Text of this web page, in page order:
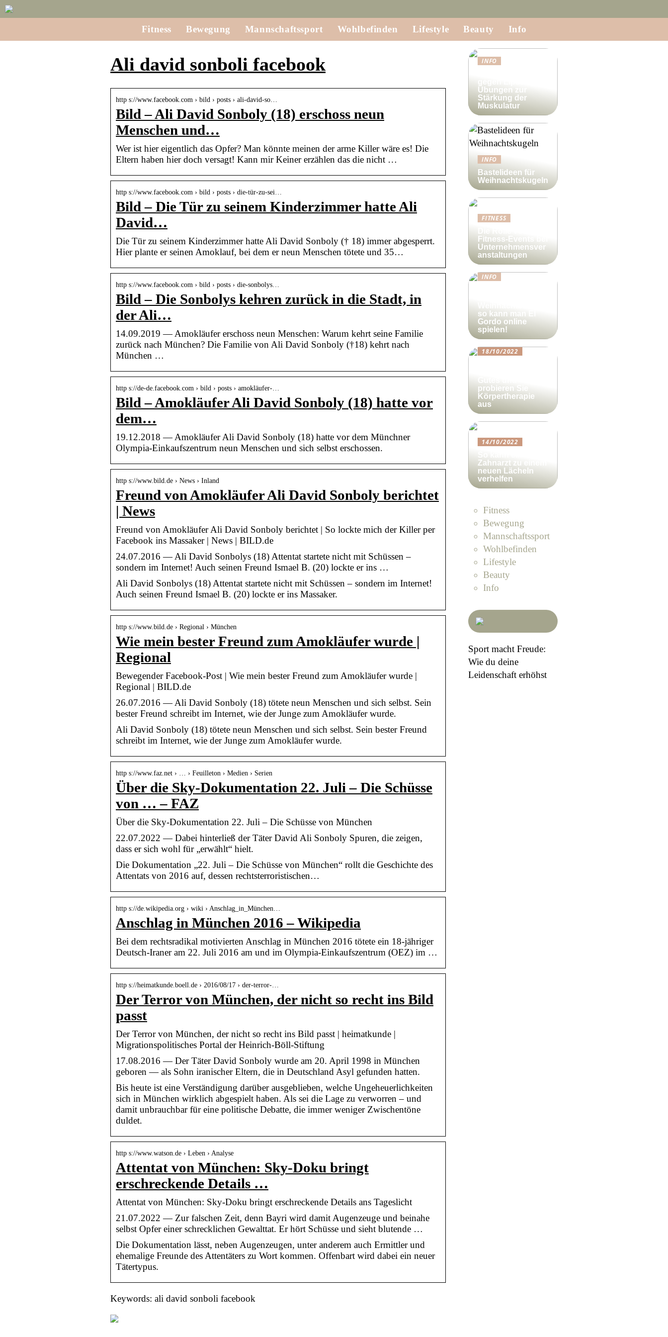
Fitness Bewegung Mannschaftssport Wohlbefinden Lifestyle Beauty Info
Ali david sonboli facebook
http s://www.facebook.com › bild › posts › ali-david-so…
Bild – Ali David Sonboly (18) erschoss neun
Menschen und…
Wer ist hier eigentlich das Opfer? Man könnte meinen der arme Killer wäre es! Die
Eltern haben hier doch versagt! Kann mir Keiner erzählen das die nicht …
http s://www.facebook.com › bild › posts › die-tür-zu-sei…
Bild – Die Tür zu seinem Kinderzimmer hatte Ali
David…
Die Tür zu seinem Kinderzimmer hatte Ali David Sonboly († 18) immer abgesperrt.
Hier plante er seinen Amoklauf, bei dem er neun Menschen tötete und 35…
http s://www.facebook.com › bild › posts › die-sonbolys…
Bild – Die Sonbolys kehren zurück in die Stadt, in
der Ali…
14.09.2019 — Amokläufer erschoss neun Menschen: Warum kehrt seine Familie
zurück nach München? Die Familie von Ali David Sonboly (†18) kehrt nach
München …
http s://de-de.facebook.com › bild › posts › amokläufer-…
Bild – Amokläufer Ali David Sonboly (18) hatte vor
dem…
19.12.2018 — Amokläufer Ali David Sonboly (18) hatte vor dem Münchner
Olympia-Einkaufszentrum neun Menschen und sich selbst erschossen.
http s://www.bild.de › News › Inland
Freund von Amokläufer Ali David Sonboly berichtet
| News
Freund von Amokläufer Ali David Sonboly berichtet | So lockte mich der Killer per
Facebook ins Massaker | News | BILD.de
24.07.2016 — Ali David Sonbolys (18) Attentat startete nicht mit Schüssen –
sondern im Internet! Auch seinen Freund Ismael B. (20) lockte er ins …
Ali David Sonbolys (18) Attentat startete nicht mit Schüssen – sondern im Internet!
Auch seinen Freund Ismael B. (20) lockte er ins Massaker.
http s://www.bild.de › Regional › München
Wie mein bester Freund zum Amokläufer wurde |
Regional
Bewegender Facebook-Post | Wie mein bester Freund zum Amokläufer wurde |
Regional | BILD.de
26.07.2016 — Ali David Sonboly (18) tötete neun Menschen und sich selbst. Sein
bester Freund schreibt im Internet, wie der Junge zum Amokläufer wurde.
Ali David Sonboly (18) tötete neun Menschen und sich selbst. Sein bester Freund
schreibt im Internet, wie der Junge zum Amokläufer wurde.
http s://www.faz.net › … › Feuilleton › Medien › Serien
Über die Sky-Dokumentation 22. Juli – Die Schüsse
von … – FAZ
Über die Sky-Dokumentation 22. Juli – Die Schüsse von München
22.07.2022 — Dabei hinterließ der Täter David Ali Sonboly Spuren, die zeigen,
dass er sich wohl für „erwählt“ hielt.
Die Dokumentation „22. Juli – Die Schüsse von München“ rollt die Geschichte des
Attentats von 2016 auf, dessen rechtsterroristischen…
http s://de.wikipedia.org › wiki › Anschlag_in_München…
Anschlag in München 2016 – Wikipedia
Bei dem rechtsradikal motivierten Anschlag in München 2016 tötete ein 18-jähriger
Deutsch-Iraner am 22. Juli 2016 am und im Olympia-Einkaufszentrum (OEZ) im …
http s://heimatkunde.boell.de › 2016/08/17 › der-terror-…
Der Terror von München, der nicht so recht ins Bild
passt
Der Terror von München, der nicht so recht ins Bild passt | heimatkunde |
Migrationspolitisches Portal der Heinrich-Böll-Stiftung
17.08.2016 — Der Täter David Sonboly wurde am 20. April 1998 in München
geboren — als Sohn iranischer Eltern, die in Deutschland Asyl gefunden hatten.
Bis heute ist eine Verständigung darüber ausgeblieben, welche Ungeheuerlichkeiten
sich in München wirklich abgespielt haben. Als sei die Lage zu verworren – und
damit unbrauchbar für eine politische Debatte, die immer weniger Zwischentöne
duldet.
http s://www.watson.de › Leben › Analyse
Attentat von München: Sky-Doku bringt
erschreckende Details …
Attentat von München: Sky-Doku bringt erschreckende Details ans Tageslicht
21.07.2022 — Zur falschen Zeit, denn Bayri wird damit Augenzeuge und beinahe
selbst Opfer einer schrecklichen Gewalttat. Er hört Schüsse und sieht blutende …
Die Dokumentation lässt, neben Augenzeugen, unter anderem auch Ermittler und
ehemalige Freunde des Attentäters zu Wort kommen. Offenbart wird dabei ein neuer
Tätertypus.
Keywords: ali david sonboli facebook
INFO
Übungen zur
Stärkung der
Muskulatur
INFO
Bastelideen für
Weihnachtskugeln
FITNESS
Fitness-Events bei
Unternehmensver
anstaltungen
INFO
so kann man El
Gordo online
spielen!
18/10/2022
probieren Sie
Körpertherapie
aus
14/10/2022
Zahnarzt zu einem
neuen Lächeln
verhelfen
Fitness
Bewegung
Mannschaftssport
Wohlbefinden
Lifestyle
Beauty
Info
Sport macht Freude:
Wie du deine
Leidenschaft erhöhst